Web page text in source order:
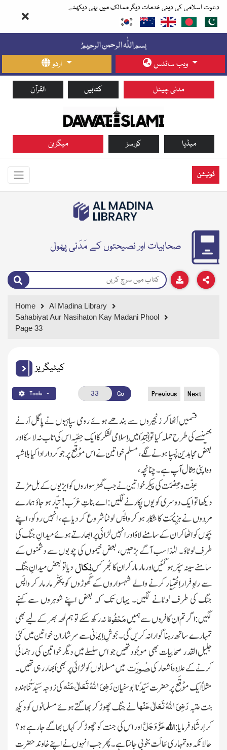
دعوت اسلامی کی دینی خدمات دیگر ممالک میں بھی دیکھئے
اردو ویب سائٹس
القرآن کتابیں مدنی چینل
میگزین کورسز میڈیا
ڈونیشن
صحابیات اور نصیحتوں کے مَدَنی پھول
Home
Al Madina Library
Sahabiyat Aur Nasihaton Kay Madani Phool
Page 33
کیٹیگریز
Tools Go Previous Next
قسمیں اُٹھا کر زنجیروں سے بندھے ہوئے رومی سپاہیوں نے پاگل اَرنے
بھینسے کی طرح حملہ کیا تو اِبْتِدَا میں اِسلامی لشکر کا ایک حِصّہ اس کی تاب نہ لا سکا اور
بعض مجاہدین پَسپا ہونے لگے، مسلم خواتین نے اس مَوْقَع پر جو کردار ادا کیا بلاشبہ
وہ اپنی مِثال آپ ہے۔ چنانچہ،
عِفّت و عِصْمَت کی پیکر خواتین نے جب گھڑ سواروں کو ایڑیوں کے بل مڑتے
دیکھا تو ایک دوسری کو یوں پکارنےلگیں: اے بناتِ عَرَب! تیّار ہو جاؤ ہمارے
مَردوں نے ہَزِیْمَت کا شِکار ہو کر واپَس لوٹنا شروع کر دیا ہے، انہیں روکو، اپنے
بچوں کو اٹھا کر ان کے سامنے لاؤ اور انہیں لڑائی پر ابھارتے ہوئے میدانِ جنگ کی
طرف لوٹاؤ۔ لہٰذا سب آگے بڑھیں، بعض خیموں کی چوبوں سے دشمنوں کے
سامنے سینہ سِپَر ہو گئیں اور مار مار کر ان کا بُھرکَسنِکالدیا تو بعض میدانِ جنگ
سے راہِ فرار اِخْتِیار کرنے والے شہسواروں کے گھوڑوں کوپَتّھرمار مار کر واپَس
جنگ کی طرف لوٹانے لگیں۔ یہاں تک کہ بعض اپنے شوہروں سے کہنے
لگیں:اگر تم ان کافِروں سے ہمیںمَحْفُوظنہ رکھ سکے تو ہم لمحہ بھر کے لیے بھی
تمہارے ساتھ رہنا گوارا نہ کریں گی۔جَوشِ اِیمانی سے سرشار ان خواتین میں کئی
جلیل القدر صحابیات بھی مَوجُود تھیں جو اس سلسلے میں دیگر خواتین کی رہنمائی
کرنے کے عِلاوہ اَشعار کیصُورَتمیں مسلمانوں کو لڑائی پر بھی اُبھار رہی تھیں۔
مثلاً ایک مَوْقَع پر حضرت سَیِّدُنا ابو سفیانرَضِیَاللّٰہُتَعَالٰی عَنْہکی زوجہ سَیِّدَتُنا ہندہ
بنت عتبہرَضِیَاللّٰہُتَعَالٰی عَنْہانے جنگ چھوڑ کر بھاگتے ہوئے مسلمانوں کو دیکھ
کر اِرشَاد فرمایا:اللہعَزَّ وَجَلَّاور اس کی جنت کو چھوڑ کر کہاں بھاگے جارہے ہو؟
حالانکہ وہ تمہاری حَالَت بخوبی جانتا ہے۔ پھر جب انہوں نے اپنے خاوند حضرت